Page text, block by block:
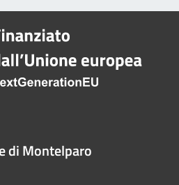
di Montelparo